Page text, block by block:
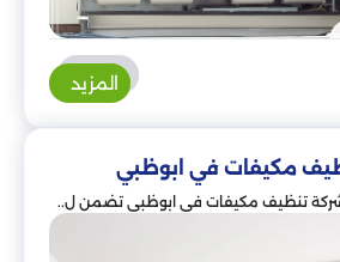
المزيد
مكيفات في ابوظبي
تنظيف مكيفات في ابوظبي تضمن ل..